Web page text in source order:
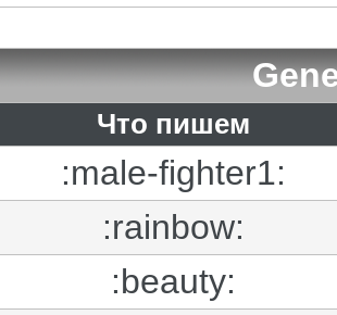
Что пишем
:male-fighter1:
:rainbow:
:beauty: